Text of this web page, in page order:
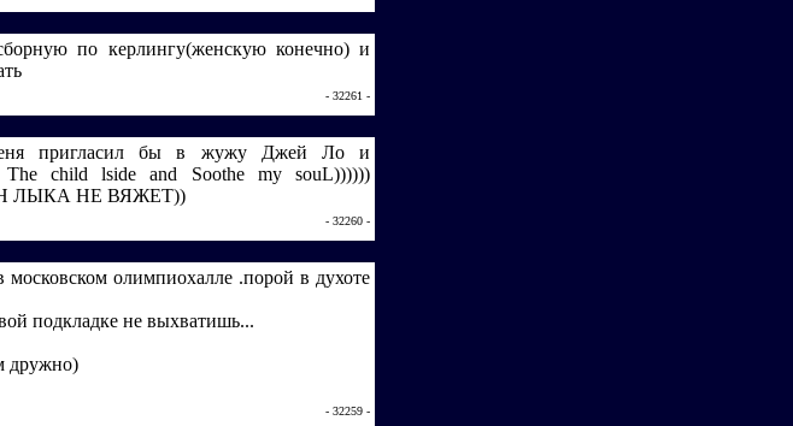
по керлингу(женскую конечно) и
- 32261 -
пригласил бы в жужу Джей Ло и
child lside and Soothe my souL))))))
ОН ЛЫКА НЕ ВЯЖЕТ))
- 32260 -
олимпиохалле .порой в духоте
подкладке не выхватишь...
дружно)
- 32259 -